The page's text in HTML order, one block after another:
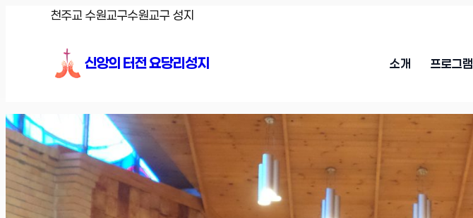
가
기
천주교 수원교구수원교구 성지
신앙의 터전 요당리성지 소개 프로그램